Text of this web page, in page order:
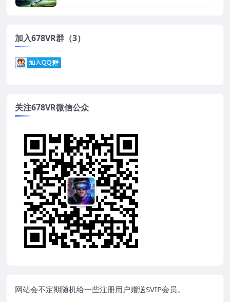
加入678VR群（3）
关注678VR微信公众
网站会不定期随机给一些注册用户赠送SVIP会员。